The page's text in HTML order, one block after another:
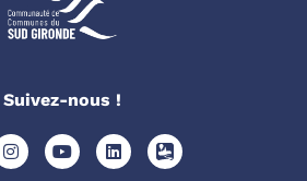
Suivez-nous !